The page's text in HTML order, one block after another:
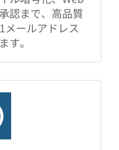
認まで、高品質
メールアドレス
す。